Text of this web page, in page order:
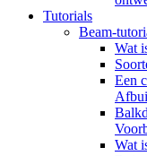
Tutorials
Beam-
Wat
Een
Wat